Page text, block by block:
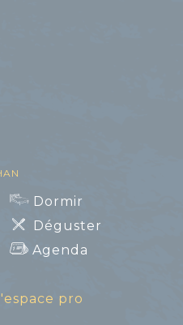
Dormir
Déguster
Agenda
pro